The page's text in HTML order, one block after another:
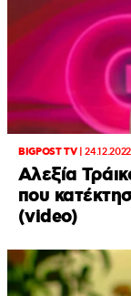
BIGPOST TV|
Αλεξία
που
(video)